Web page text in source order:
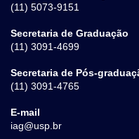
(11) 5073-9151
Secretaria de Graduação
(11) 3091-4699
Secretaria de Pós-
(11) 3091-4765
E-mail
iag@usp.br